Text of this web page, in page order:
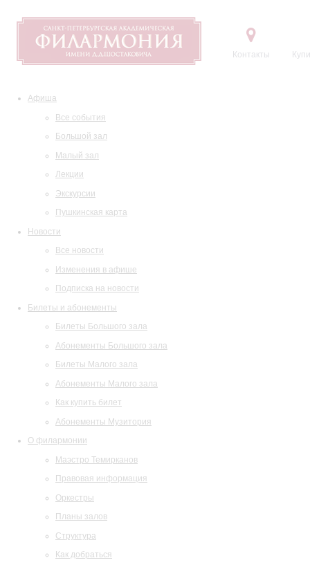
Контакты
Афиша
Все события
Большой зал
Малый зал
Лекции
Экскурсии
Пушкинская карта
Новости
Все новости
Изменения в афише
Подписка на новости
Билеты и абонементы
Билеты Большого зала
Абонементы Большого зала
Билеты Малого зала
Абонементы Малого зала
Как купить билет
Абонементы Музитория
О филармонии
Маэстро Темирканов
Правовая информация
Оркестры
Планы залов
Структура
Как добраться